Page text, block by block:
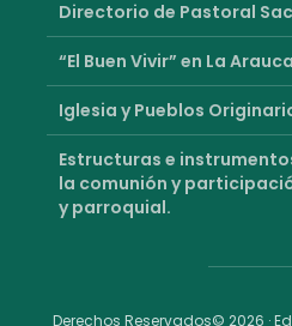
Directorio de Pastoral
“El Buen Vivir” en La
Iglesia y Pueblos
Estructuras e
la comunión y
y parroquial.
Derechos Reservados© 2026 ·